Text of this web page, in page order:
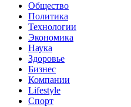
Общество
Политика
Технологии
Экономика
Наука
Здоровье
Бизнес
Компании
Lifestyle
Спорт